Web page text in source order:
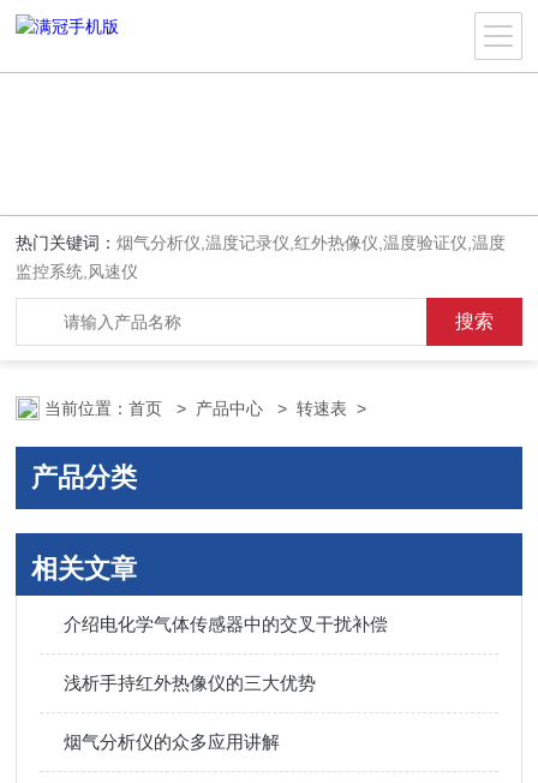
热门关键词：烟气分析仪,温度记录仪,红外热像仪,温度验证仪,温度
监控系统,风速仪
当前位置：首页 > 产品中心 >转速表 >
产品分类
相关文章
介绍电化学气体传感器中的交叉干扰补偿
浅析手持红外热像仪的三大优势
烟气分析仪的众多应用讲解